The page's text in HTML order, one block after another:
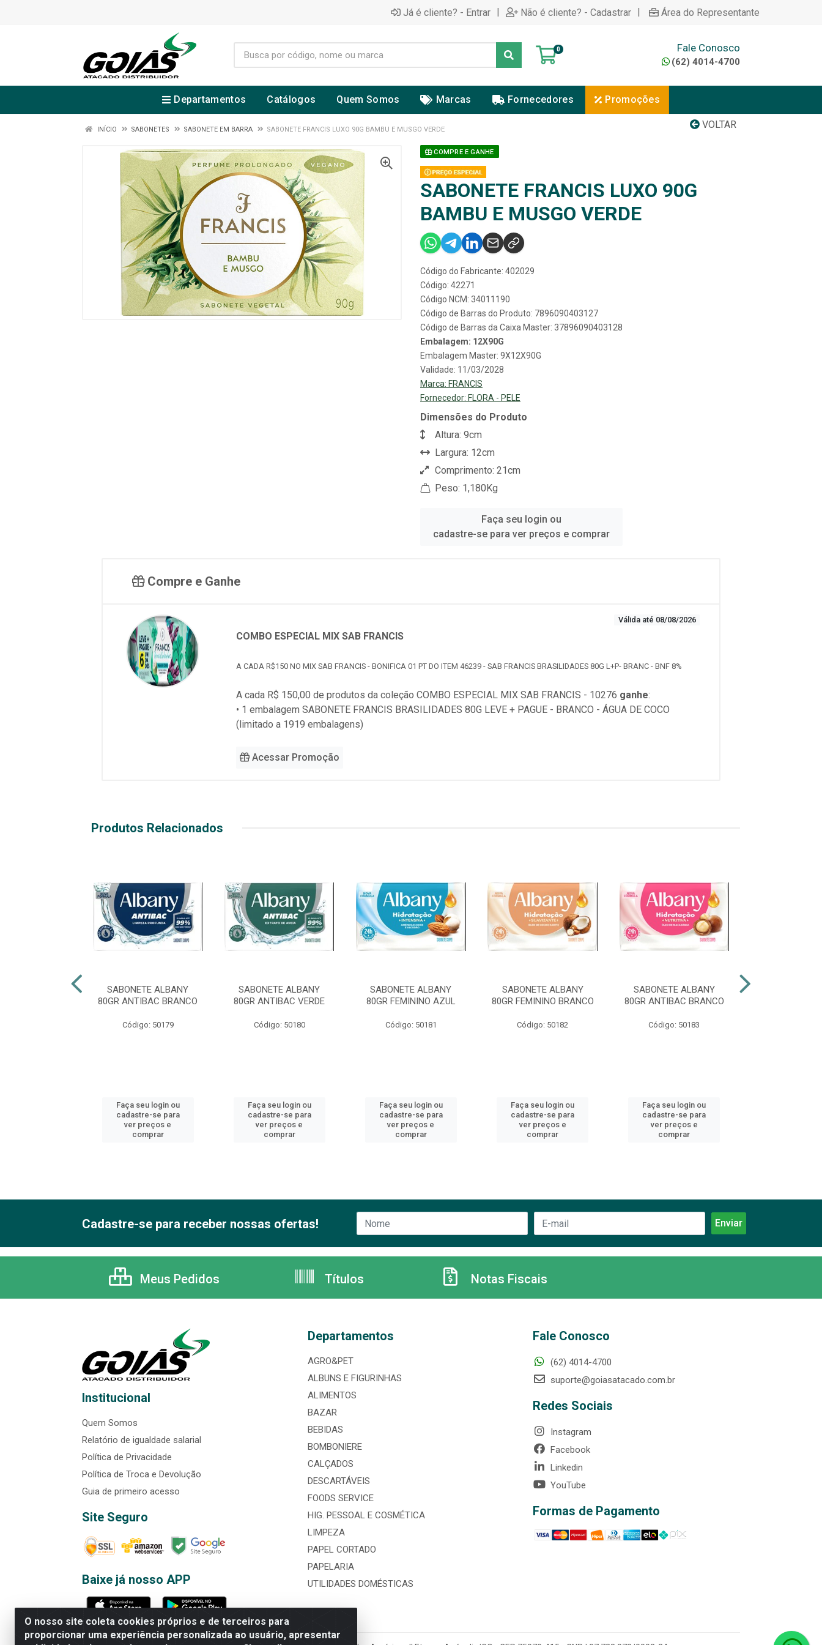
Já é cliente? - Entrar | Não é cliente? - Cadastrar | Área do Representante
0 Fale Conosco
(62) 4014-4700
Departamentos Catálogos Quem Somos Marcas Fornecedores Promoções
VOLTAR
INÍCIO SABONETES SABONETE EM BARRA SABONETE FRANCIS LUXO 90G BAMBU E MUSGO VERDE
COMPRE E GANHE
SABONETE FRANCIS LUXO 90G
BAMBU E MUSGO VERDE
Código do Fabricante: 402029
Código: 42271
Código NCM: 34011190
Código de Barras do Produto: 7896090403127
Código de Barras da Caixa Master: 37896090403128
Embalagem: 12X90G
Embalagem Master: 9X12X90G
Validade: 11/03/2028
Marca: FRANCIS
Fornecedor: FLORA - PELE
Dimensões do Produto
Altura: 9cm
Largura: 12cm
Comprimento: 21cm
Peso: 1,180Kg
Faça seu login ou
cadastre-se para ver preços e comprar
Compre e Ganhe
Válida até 08/08/2026
COMBO ESPECIAL MIX SAB FRANCIS
A CADA R$150 NO MIX SAB FRANCIS - BONIFICA 01 PT DO ITEM 46239 - SAB FRANCIS BRASILIDADES 80G L+P- BRANC - BNF 8%
A cada R$ 150,00 de produtos da coleçãoCOMBO ESPECIAL MIX SAB FRANCIS - 10276 ganhe:
• 1 embalagem SABONETE FRANCIS BRASILIDADES 80G LEVE + PAGUE - BRANCO - ÁGUA DE COCO
(limitado a 1919 embalagens)
Acessar Promoção
Produtos Relacionados
SABONETE ALBANY
80GR ANTIBAC BRANCO
Código: 50179
Faça seu login ou
cadastre-se para
ver preços e
comprar
SABONETE ALBANY
80GR ANTIBAC VERDE
Código: 50180
Faça seu login ou
cadastre-se para
ver preços e
comprar
SABONETE ALBANY
80GR FEMININO AZUL
Código: 50181
Faça seu login ou
cadastre-se para
ver preços e
comprar
SABONETE ALBANY
80GR FEMININO BRANCO
Código: 50182
Faça seu login ou
cadastre-se para
ver preços e
comprar
SABONETE ALBANY
80GR ANTIBAC BRANCO
Código: 50183
Faça seu login ou
cadastre-se para
ver preços e
comprar
O nosso site coleta cookies próprios e de terceiros para
proporcionar uma experiência personalizada ao usuário, apresentar
Cadastre-se para receber nossas ofertas!
Meus Pedidos Títulos Notas Fiscais
Institucional
Quem Somos
Relatório de igualdade salarial
Política de Privacidade
Política de Troca e Devolução
Guia de primeiro acesso
Site Seguro
Baixe já nosso APP
Departamentos
AGRO&PET
ALBUNS E FIGURINHAS
ALIMENTOS
BAZAR
BEBIDAS
BOMBONIERE
CALÇADOS
DESCARTÁVEIS
FOODS SERVICE
HIG. PESSOAL E COSMÉTICA
LIMPEZA
PAPEL CORTADO
PAPELARIA
UTILIDADES DOMÉSTICAS
Fale Conosco
(62) 4014-4700
suporte@goiasatacado.com.br
Redes Sociais
Instagram
Facebook
Linkedin
YouTube
Formas de Pagamento